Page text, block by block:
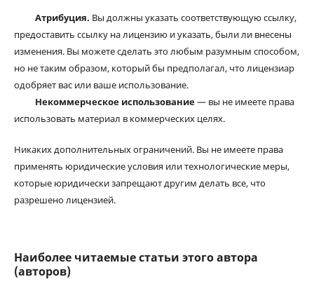
Атрибуция. Вы должны указать соответствующую ссылку,
предоставить ссылку на лицензию и указать, были ли внесены
изменения. Вы можете сделать это любым разумным способом,
но не таким образом, который бы предполагал, что лицензиар
одобряет вас или ваше использование.
Некоммерческое использование— вы не имеете права
использовать материал в коммерческих целях.
Никаких дополнительных ограничений. Вы не имеете права
применять юридические условия или технологические меры,
которые юридически запрещают другим делать все, что
разрешено лицензией.
Наиболее читаемые статьи этого автора
(авторов)